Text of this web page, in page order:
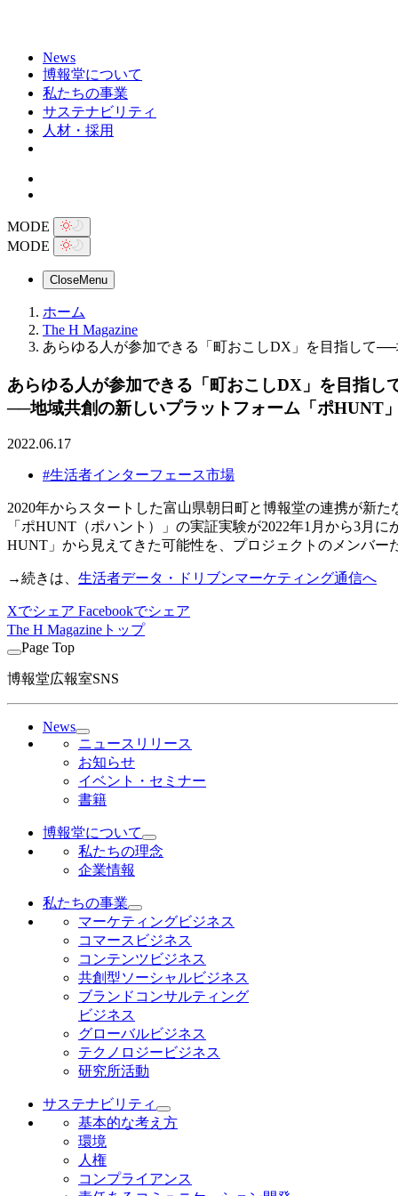
News
博報堂について
私たちの事業
サステナビリティ
人材・採用
MODE
MODE
CloseMenu
ホーム
The H Magazine
あらゆる人が参加できる「町おこしDX」を目指して
あらゆる人が参加できる「町おこしDX」を目指し
──地域共創の新しいプラットフォーム「ポHUNT」
2022.06.17
#生活者インターフェース市場
2020年からスタートした富山県朝日町と博報堂の連携が新
「ポHUNT（ポハント）」の実証実験が2022年1月から3月
HUNT」から見えてきた可能性を、プロジェクトのメンバー
→続きは、 生活者データ・ドリブンマーケティング通信へ
Xでシェア Facebookでシェア
The H Magazineトップ
Page Top
博報堂広報室SNS
News
ニュースリリース
お知らせ
イベント・セミナー
書籍
博報堂について
私たちの理念
企業情報
私たちの事業
マーケティングビジネス
コマースビジネス
コンテンツビジネス
共創型ソーシャルビジネス
ブランドコンサルティング
ビジネス
グローバルビジネス
テクノロジービジネス
研究所活動
サステナビリティ
基本的な考え方
環境
人権
コンプライアンス